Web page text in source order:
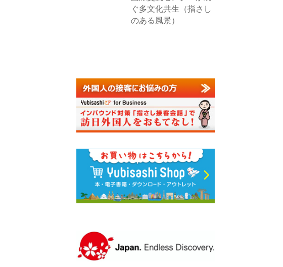
ぐ多文化共生（指さし
のある風景）